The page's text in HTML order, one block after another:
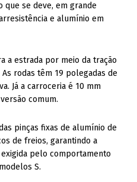
que se deve, em grande
e alumínio em
a estrada por meio da tração
rodas têm 19 polegadas de
Já a carroceria é 10 mm
comum.
pinças fixas de alumínio de
de freios, garantindo a
pelo comportamento
S.